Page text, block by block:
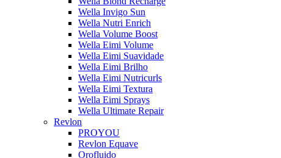
Wella Invigo Sun
Wella Nutri Enrich
Wella Volume Boost
Wella Eimi Volume
Wella Eimi Suavidade
Wella Eimi Brilho
Wella Eimi Nutricurls
Wella Eimi Textura
Wella Eimi Sprays
Wella Ultimate Repair
Revlon
PROYOU
Revlon Equave
Orofluido